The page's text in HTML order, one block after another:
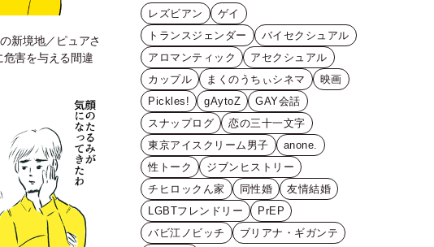
新境地／ピュアさ
害を与える間違
レズビアン
ゲイ
トランスジェンダー
バイセクシュアル
アロマンティック
アセクシュアル
カップル
まくのうちぃシネマ
映画
Pickles!
gAytoZ
GAY会話
スナップログ
恋の三十一文字
東京アイスクリーム男子
anone.
性トーク
ジブンヒストリー
チヒロックん家
同性婚
友情結婚
LGBTフレンドリー
PrEP
バビ江ノビッチ
ブリアナ・ギガンテ